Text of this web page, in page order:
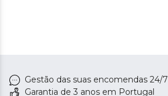
Gestão das suas encomendas 24/7
Garantia de 3 anos em Portugal